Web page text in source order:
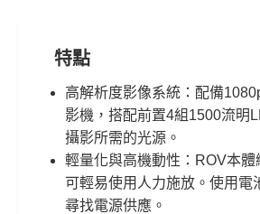
特點
高解析度影像系統：配備
影機，搭配前置4組1500流明
攝影所需的光源。
輕量化與高機動性：ROV本體
可輕易使用人力施放。使用電
尋找電源供應。